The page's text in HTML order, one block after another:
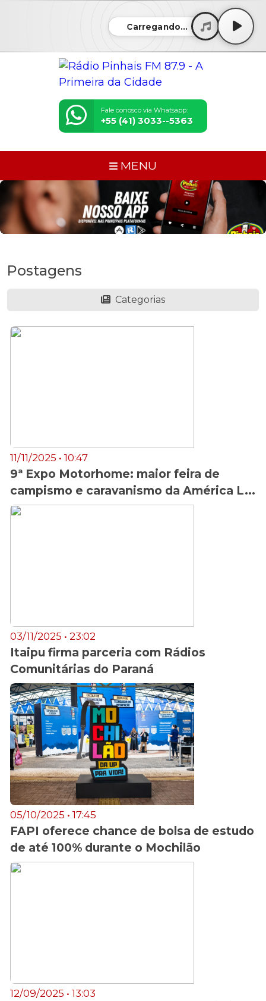
Carregando...
Fale conosco via Whatsapp:
+55 (41) 3033--5363
MENU
Postagens
Categorias
11/11/2025 • 10:47
9ª Expo Motorhome: maior feira de
campismo e caravanismo da América L...
03/11/2025 • 23:02
Itaipu firma parceria com Rádios
Comunitárias do Paraná
05/10/2025 • 17:45
FAPI oferece chance de bolsa de estudo
de até 100% durante o Mochilão
12/09/2025 • 13:03